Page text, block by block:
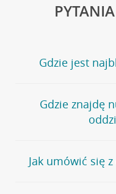
Gdzie jest
Jeśli szukasz oddziału
stronęPlacówki i
wygodna wyszukiwarka.
oddziałów
Gdzie znajdę
Bank Credit Agricole
telefonu do placówki
Jak umówić się